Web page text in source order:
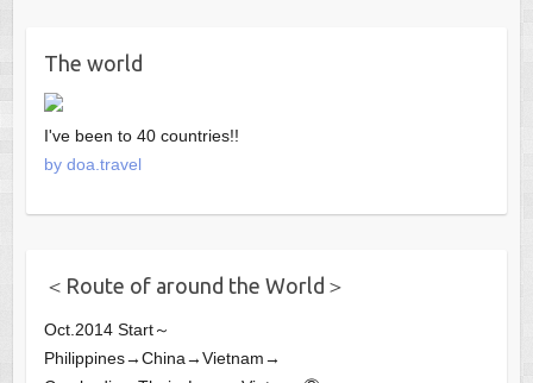
The world
I've been to 40 countries!!
by doa.travel
＜Route of around the World＞
Oct.2014 Start～
Philippines→China→Vietnam→